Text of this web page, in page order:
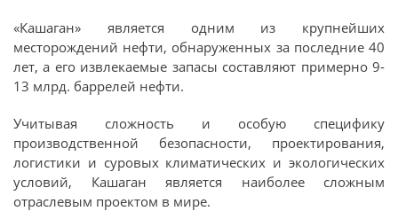
«Кашаган» является одним из крупнейших
месторождений нефти, обнаруженных за последние 40
лет, а его извлекаемые запасы составляют примерно 9-
13 млрд. баррелей нефти.
Учитывая сложность и особую специфику
производственной безопасности, проектирования,
логистики и суровых климатических и экологических
условий, Кашаган является наиболее сложным
отраслевым проектом в мире.